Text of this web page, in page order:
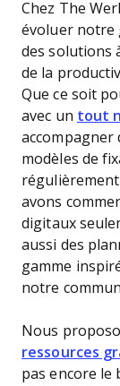
Chez The
évoluer notre
des solutions
de la
Que ce soit
avec un tout
accompagner
modèles de
avons
digitaux
aussi des
gamme
notre
Nous
ressources
pas encore le